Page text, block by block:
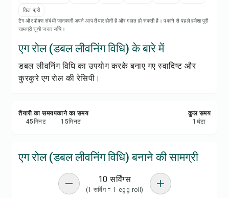
शेयर करें
तिल-फ्री
टैग और पोषण संबंधी जानकारी अपने आप तैयार होती है और गलत हो सकती है। पकाने से पहले हमेशा पूरी
सामग्री सूची ज़रूर जाँचें।
एग रोल (डबल लीवनिंग विधि) के बारे में
डबल लीवनिंग विधि का उपयोग करके बनाए गए स्वादिष्ट और
कुरकुरे एग रोल की रेसिपी।
तैयारी का समय
45मिनट
पकाने का समय
15मिनट
कुल समय
1 घंटा
एग रोल (डबल लीवनिंग विधि) बनाने की सामग्री
10 सर्विंग्स
(1 सर्विंग = 1 egg roll)